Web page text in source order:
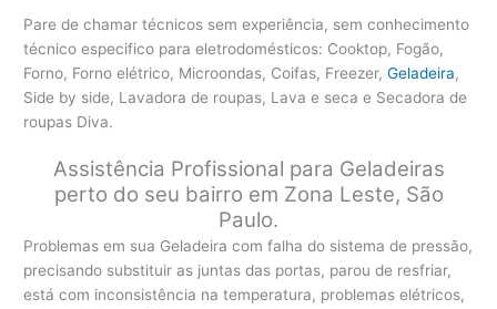
Pare de chamar técnicos sem experiência, sem conhecimento
técnico especifico para eletrodomésticos: Cooktop, Fogão,
Forno, Forno elétrico, Microondas, Coifas, Freezer,Geladeira,
Side by side, Lavadora de roupas, Lava e seca e Secadora de
roupas Diva.
Assistência Profissional para Geladeiras
perto do seu bairro em Zona Leste, São
Paulo.
Problemas em sua Geladeira com falha do sistema de pressão,
precisando substituir as juntas das portas, parou de resfriar,
está com inconsistência na temperatura, problemas elétricos,